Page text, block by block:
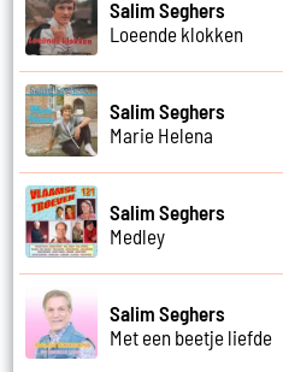
Salim Seghers
Loeende klokken
Salim Seghers
Marie Helena
Salim Seghers
Medley
Salim Seghers
Met een beetje liefde